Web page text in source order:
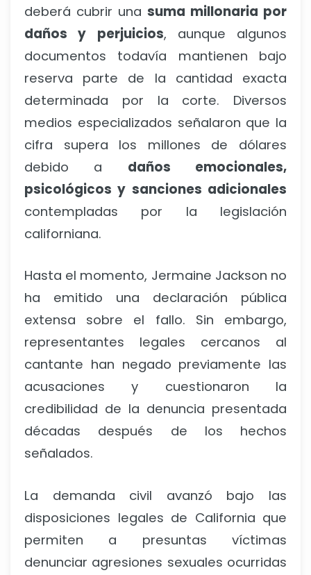
deberá cubrir una suma millonaria por
daños y perjuicios, aunque algunos
documentos todavía mantienen bajo
reserva parte de la cantidad exacta
determinada por la corte. Diversos
medios especializados señalaron que la
cifra supera los millones de dólares
debido a daños emocionales,
psicológicos y sanciones adicionales
contempladas por la legislación
californiana.
Hasta el momento, Jermaine Jackson no
ha emitido una declaración pública
extensa sobre el fallo. Sin embargo,
representantes legales cercanos al
cantante han negado previamente las
acusaciones y cuestionaron la
credibilidad de la denuncia presentada
décadas después de los hechos
señalados.
La demanda civil avanzó bajo las
disposiciones legales de California que
permiten a presuntas víctimas
denunciar agresiones sexuales ocurridas